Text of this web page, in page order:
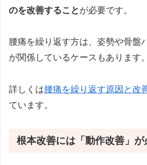
のを改善すること が必要です。
腰痛を繰り返す方は、姿勢や骨盤
が関係しているケースもあります。
詳しくは腰痛を繰り返す原因と改
ています。
根本改善には「動作改善」が